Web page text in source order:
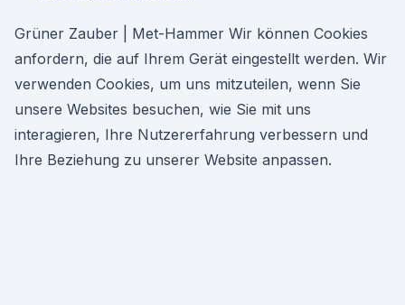
Grüner Zauber | Met-Hammer Wir können Cookies
anfordern, die auf Ihrem Gerät eingestellt werden. Wir
verwenden Cookies, um uns mitzuteilen, wenn Sie
unsere Websites besuchen, wie Sie mit uns
interagieren, Ihre Nutzererfahrung verbessern und
Ihre Beziehung zu unserer Website anpassen.